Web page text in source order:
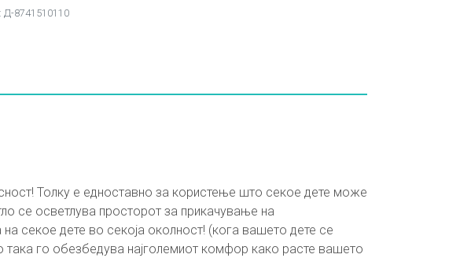
8741510110
Толку е едноставно за користење што секое дете може
се осветлува просторот за прикачување на
секое дете во секоја околност! (кога вашето дете се
го обезбедува најголемиот комфор како расте вашето